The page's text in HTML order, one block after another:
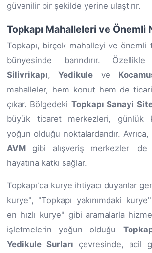
güvenilir bir şekilde yerine ulaştırır.
Topkapı Mahalleleri ve Önemli
Topkapı, birçok mahalleyi ve önemli
bünyesinde barındırır.
Silivrikapı,Yedikule ve
mahalleler, hem konut hem de ticari
çıkar. Bölgedeki Topkapı Sanayi
büyük ticaret merkezleri, günlük
yoğun olduğu noktalardandır. Ayrıca,
AVM gibi alışveriş merkezleri de
hayatına katkı sağlar.
Topkapı'da kurye ihtiyacı duyanlar
kurye", "Topkapı yakınımdaki
en hızlı kurye" gibi aramalarla
işletmelerin yoğun olduğu
Yedikule Surları çevresinde, acil